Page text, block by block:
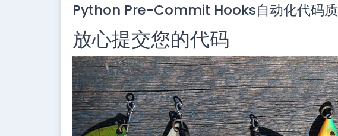
r
e
e
b
o
k
t
t
r
i
l
e
g
a
m
t
s
p
p
s
e
g
e
r
a
o
e
Python Pre-Commit Hooks自动化代码
放心提交您的代码